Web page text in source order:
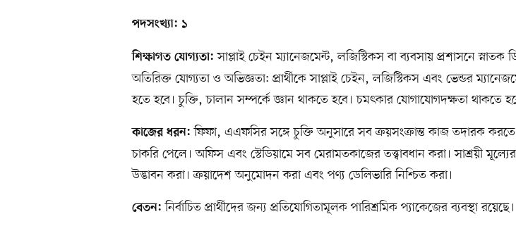
পদসংখ্যা: ১
শিক্ষাগত যোগ্যতা: সাপ্লাই চেইন ম্যানেজমেন্ট, লজিস্টিকস বা ব্যবসায় প্রশাসনে স্নাতক
অতিরিক্ত যোগ্যতা ও অভিজ্ঞতা: প্রার্থীকে সাপ্লাই চেইন, লজিস্টিকস এবং ভেন্ডর
হতে হবে। চুক্তি, চালান সম্পর্কে জ্ঞান থাকতে হবে। চমৎকার যোগাযোগদক্ষতা থাকতে
কাজের ধরন: ফিফা, এএফসির সঙ্গে চুক্তি অনুসারে সব ক্রয়সংক্রান্ত কাজ তদারক
চাকরি পেলে। অফিস এবং স্টেডিয়ামে সব মেরামতকাজের তত্ত্বাবধান করা। সাশ্রয়ী
উদ্ভাবন করা। ক্রয়াদেশ অনুমোদন করা এবং পণ্য ডেলিভারি নিশ্চিত করা।
বেতন: নির্বাচিত প্রার্থীদের জন্য প্রতিযোগিতামূলক পারিশ্রমিক প্যাকেজের ব্যবস্থা রয়েছে।